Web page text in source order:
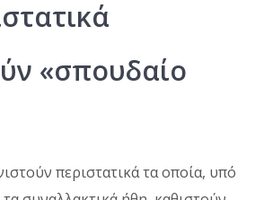
«σπουδαίο
περιστατικά τα οποία, υπό